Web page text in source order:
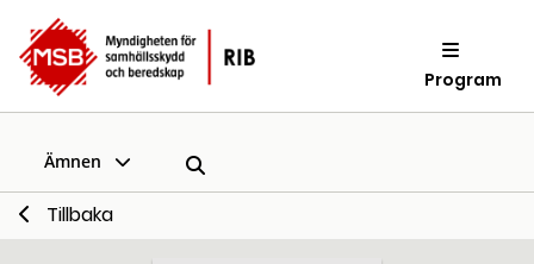
Program
Ämnen
Tillbaka